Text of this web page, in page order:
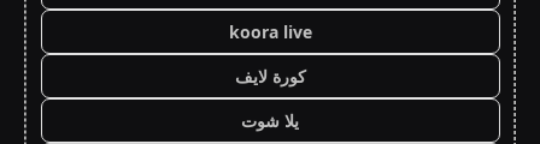
koora live
كورة لايف
يلا شوت